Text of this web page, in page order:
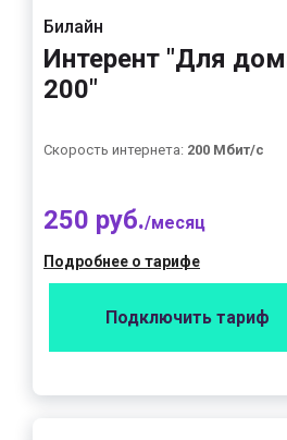
Билайн
Интерент "Для
200"
Скорость интернета: 200 Мбит/с
250 руб./месяц
Подробнее о тарифе
Подключить тариф